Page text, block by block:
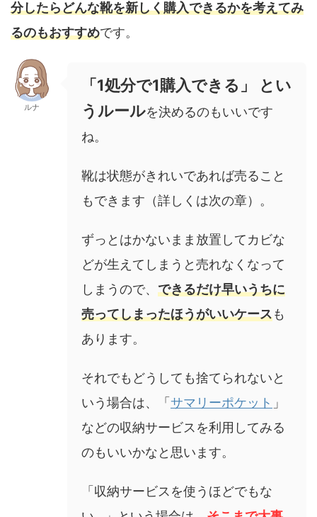
分したらどんな靴を新しく購入できるかを考えてみ
るのもおすすめです。
ルナ
「1処分で1購入できる」 とい
うルールを決めるのもいいです
ね。
靴は状態がきれいであれば売ること
もできます（詳しくは次の章）。
ずっとはかないまま放置してカビな
どが生えてしまうと売れなくなって
しまうので、 できるだけ早いうちに
売ってしまったほうがいいケースも
あります。
それでもどうしても捨てられないと
いう場合は、「 サマリーポケット 」
などの収納サービスを利用してみる
のもいいかなと思います。
「収納サービスを使うほどでもな